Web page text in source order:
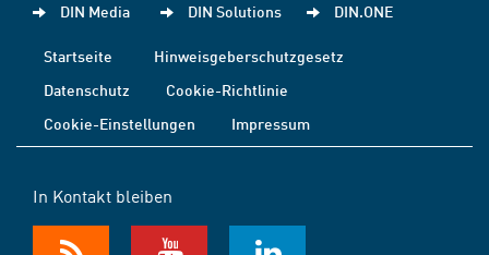
DIN Media DIN Solutions DIN.ONE
Startseite
Hinweisgeberschutzgesetz
Datenschutz
Cookie-Richtlinie
Cookie-Einstellungen
Impressum
In Kontakt bleiben